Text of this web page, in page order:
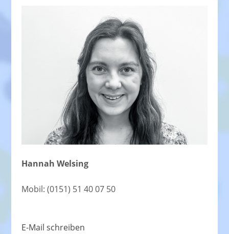
Hannah Welsing
Mobil: (0151) 51 40 07 50
E-Mail schreiben